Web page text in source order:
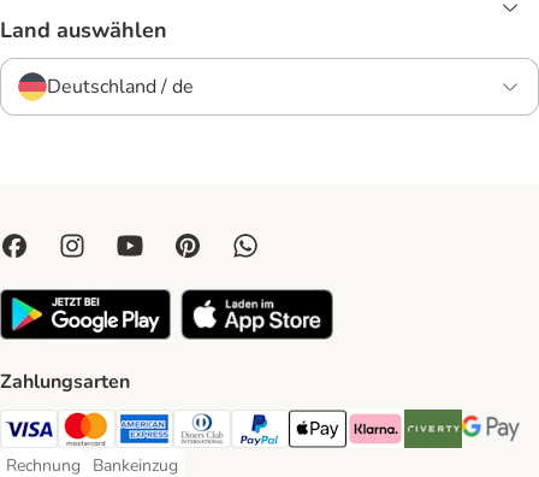
Land auswählen
Deutschland / de
Zahlungsarten
Visa Payment Method
Mastercard Payment Method
American Express Payment Method
Diners Club Payment Method
PayPal Payment Method
Apple Pay Payment Method
Klarna Payment Method
Riverty Payment
Google
Rechnung
Bankeinzug